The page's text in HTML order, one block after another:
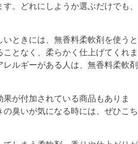
。どれにしようか選ぶだけでも、
ときには、無香料柔軟剤を使うと
となく、柔らかく仕上げてくれま
ルギーがある人は、無香料柔軟剤
が付加されている商品もありま
臭いが気になる時には、ぜひこち